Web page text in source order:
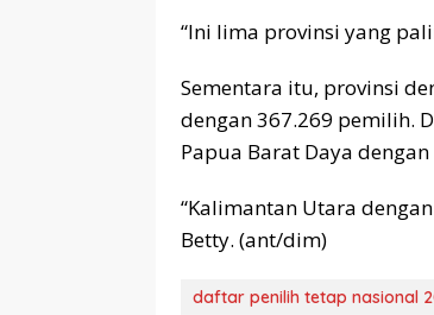
“Ini lima provinsi yang
Sementara itu, provinsi
dengan 367.269 pemilih.
Papua Barat Daya
“Kalimantan Utara
Betty. (ant/dim)
daftar penilih tetap nasional